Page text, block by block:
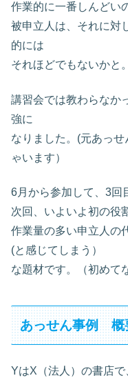
作業的に一番しんどい
被申立人は、それに対
的には
それほどでもないかと。
講習会では教わらなか
強に
なりました。(元あっ
ゃいます）
6月から参加して、3回
次回、いよいよ初の役
作業量の多い申立人の
(と感じてしまう）
な題材です。（初めて
あっせん事例 概
YはX（法人）の書店